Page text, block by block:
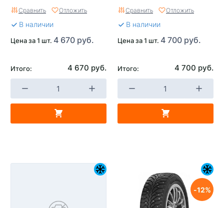
Сравнить Отложить
В наличии
Цена за 1 шт. 4 670 руб.
Итого: 4 670 руб.
Сравнить Отложить
В наличии
Цена за 1 шт. 4 700 руб.
Итого: 4 700 руб.
12